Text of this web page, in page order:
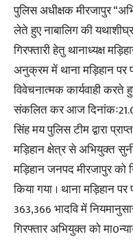
पुलिस अधीक्षक मीरजापुर
लेते हुए नाबालिग की
गिरफ्तारी हेतु थानाध्यक्ष
अनुक्रम में थाना मड़िहान
विवेचनात्मक कार्यवाही करते
संकलित कर आज
सिंह मय पुलिस टीम द्वारा
मड़िहान क्षेत्र से अभियुक्त
मड़िहान जनपद मीरजापुर को
किया गया । थाना मड़िहान
363,366 भादवि में
गिरफ्तार अभियुक्त को